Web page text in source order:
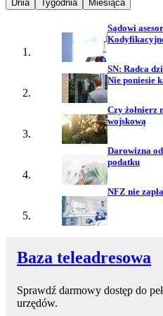
Dnia Tygodnia Miesiąca
Sądowi
SN: Radca
Nie poniesie
Czy żołnierz
wojskową
Darowizna
podatku
NFZ nie
Baza teleadresowa
Sprawdź darmowy dostęp do
urzędów.